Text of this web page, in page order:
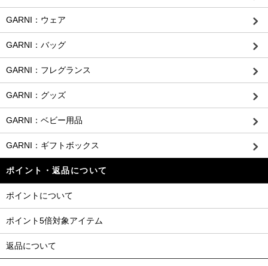
GARNI：ウェア
GARNI：バッグ
GARNI：フレグランス
GARNI：グッズ
GARNI：ベビー用品
GARNI：ギフトボックス
ポイント・返品について
ポイントについて
ポイント5倍対象アイテム
返品について